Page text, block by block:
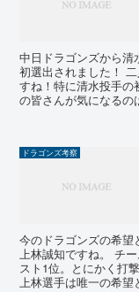
中日ドラゴンズから清
初選出されました！
すね！特に清水投手の
の皆さんが気になる
ドラゴンズ考察
今のドラゴンズの希望
上林誠知ですね。 チ
スト1位。とにかく打
上林選手は唯一の希